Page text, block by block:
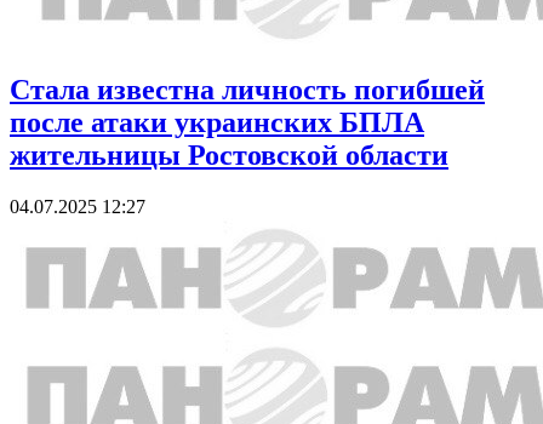
Стала известна личность погибшей
после атаки украинских БПЛА
жительницы Ростовской области
04.07.2025 12:27